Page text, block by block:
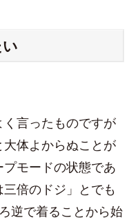
く言ったものですが
体よからぬことが
モードの状態であ
倍のドジ」とでも
逆で着ることから始